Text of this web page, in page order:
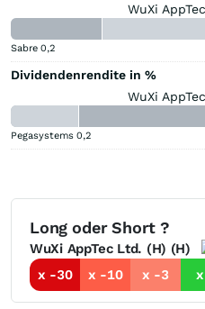
WuXi
Sabre 0,2
Dividendenrendite in %
WuXi
Pegasystems 0,2
Long oder Short ?
WuXi AppTec Ltd. (H) (H)
x -30
x -10 x -3